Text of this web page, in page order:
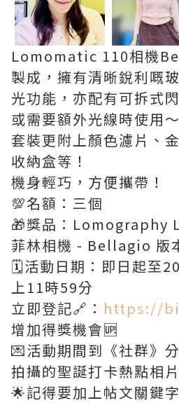
Lomomatic 110相機
製成，擁有清晰銳利嘅
光功能，亦配有可拆式
或需要額外光線時使用～
套裝更附上顏色濾片、
收納盒等！
機身輕巧，方便攜帶！
💯名額：三個
🎁獎品：Lomography
菲林相機 - Bellagio 版
🗓️活動日期：即日起至
上11時59分
立即登記🔗： https://
增加得獎機會🆙
💌活動期間到《社群》
拍攝的聖誕打卡熱點相
🌟記得要加上帖文關鍵